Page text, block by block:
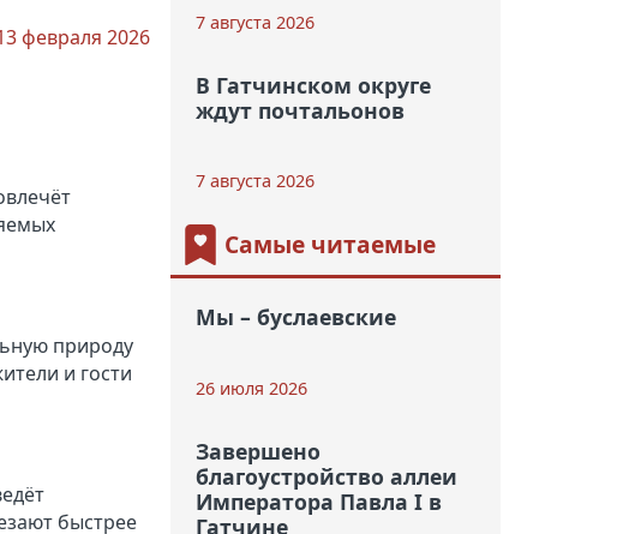
февраля 2026
природу
и гости
быстрее
7 августа 2026
В Гатчинском округе
ждут почтальонов
7 августа 2026
Самые читаемые
Мы – буслаевские
26 июля 2026
Завершено
благоустройство аллеи
Императора Павла I в
Гатчине